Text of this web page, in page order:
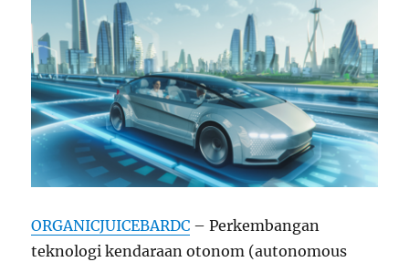
ORGANICJUICEBARDC – Perkembangan
teknologi kendaraan otonom (autonomous